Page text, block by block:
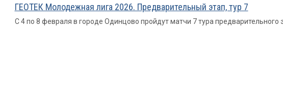
ГЕОТЕК Молодежная лига 2026. Предварительный этап, тур 7
С 4 по 8 февраля в городе Одинцово пройдут матчи 7 тура